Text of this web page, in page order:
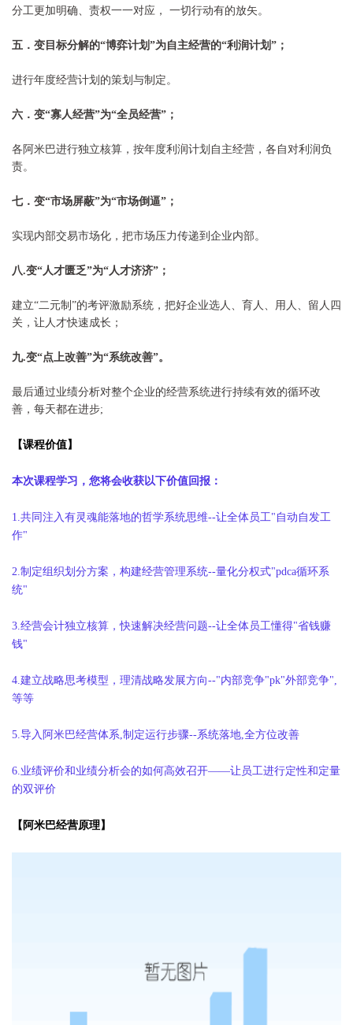
分工更加明确、责权一一对应， 一切行动有的放矢。
五．变目标分解的“博弈计划 ”为自主经营的“利润计划 ” ；
进行年度经营计划的策划与制定。
六．变“寡人经营”为“全员经营” ；
各阿米巴进行独立核算，按年度利润计划自主经营，各自对利润负
责。
七．变“市场屏蔽”为“市场倒逼” ；
实现内部交易市场化，把市场压力传递到企业内部。
八.变“ 人才匮乏”为“ 人才济济” ；
建立“二元制”的考评激励系统， 把好企业选人、育人、用人、留人四
关，让人才快速成长；
九.变“点上改善”为“系统改善”。
最后通过业绩分析对整个企业的经营系统进行持续有效的循环改
善，每天都在进步;
【课程价值】
本次课程学习，您将会收获以下价值回报：
1.共同注入有灵魂能落地的哲学系统思维--让全体员工"自动自发工
作"
2.制定组织划分方案，构建经营管理系统--量化分权式"pdca循环系
统"
3.经营会计独立核算，快速解决经营问题--让全体员工懂得"省钱赚
钱"
4.建立战略思考模型，理清战略发展方向--"内部竞争"pk"外部竞争",
等等
5.导入阿米巴经营体系,制定运行步骤--系统落地,全方位改善
6.业绩评价和业绩分析会的如何高效召开——让员工进行定性和定量
的双评价
【阿米巴经营原理】